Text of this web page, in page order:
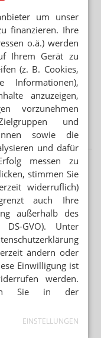
um unser
finanzieren. Ihre
o.ä.) werden
Ihrem Gerät zu
(z. B. Cookies,
Informationen),
anzuzeigen,
vorzunehmen
und
sowie die
und dafür
messen zu
stimmen Sie
widerruflich)
auch Ihre
außerhalb des
GVO). Unter
ändern oder
Einwilligung ist
werden.
Sie in der
EINSTELLUNGEN